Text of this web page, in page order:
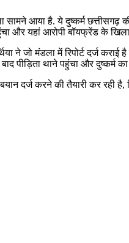
आया है. ये दुष्कर्म छत्तीसगढ़ की
और यहां आरोपी बॉयफ्रेंड के
ने जो मंडला में रिपोर्ट दर्ज
थाने पहुंचा और दुष्कर्म का
दर्ज करने की तैयारी कर रही